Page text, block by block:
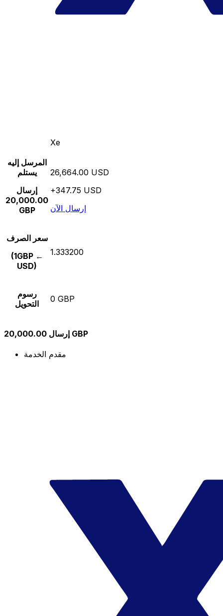
Xe
المرسل إليه
يستلم
إرسال
20,000.00
GBP
26,664.00 USD
+347.75 USD
إرسال الآن
سعر الصرف
(1GBP ←
USD)
1.333200
رسوم
التحويل
0 GBP
إرسال 20,000.00 GBP
مقدم الخدمة